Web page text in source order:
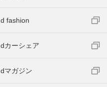
d fashion
dカーシェア
dマガジン